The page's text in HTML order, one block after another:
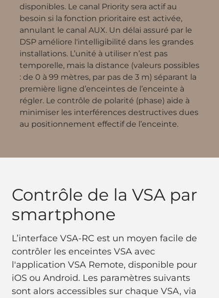
disponibles. Le canal Priority sera actif au
besoin si la fonction prioritaire est activée,
annulant le canal AUX. Un délai assuré par le
DSP améliore l'intelligibilité dans les grandes
installations. L’unité à utiliser n’est pas
temporelle, mais la distance (valeurs possibles
: de 0 à 99 mètres, par pas de 3 m) séparant la
première ligne d’enceintes de l’enceinte à
régler. Le contrôle de polarité (phase) aide à
minimiser les interférences destructives dues
au positionnement effectif de l’enceinte.
Contrôle de la VSA par
smartphone
L’interface VSA-RC est un moyen facile de
contrôler les enceintes VSA avec
l'application VSA Remote, disponible pour
iOS ou Android. Les paramètres suivants
sont alors accessibles sur chaque VSA, via